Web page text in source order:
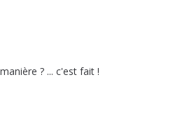
manière ? ... c'est fait !